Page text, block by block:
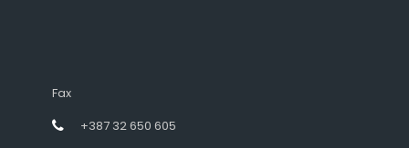
Fax
+387 32 650 605